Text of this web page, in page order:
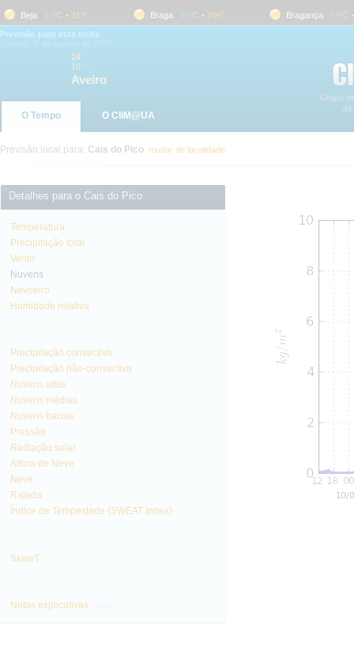
Beja 16 ºC- 31 ºC Braga 16 ºC- 26 ºC Bragança 16 ºC-
28
Previsão para esta noite
24
18
Aveiro
O Tempo O CliM@UA
Previsão local para: Cais do Pico mudar de localidade
Detalhes para o Cais do Pico
Temperatura
Precipitação total
Vento
Nuvens
Nevoeiro
Humidade relativa
Precipitação convectiva
Precipitação não-convectiva
Nuvens altas
Nuvens médias
Nuvens baixas
Pressão
Radiação solar
Altura de Neve
Neve
Rajada
Índice de Tempestade (SWEAT Index)
SkewT
Notas explicativas